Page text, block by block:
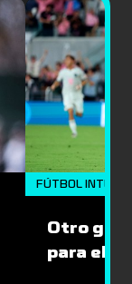
FÚTBOL
Otro gol
para el